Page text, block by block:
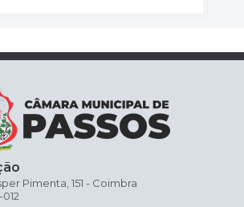
Pimenta, 151 - Coimbra